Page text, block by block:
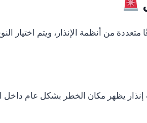
متعددة من أنظمة الإنذار، ويتم
يظهر مكان الخطر بشكل عام داخل